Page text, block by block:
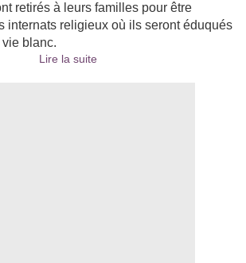
retirés à leurs familles pour être
internats religieux où ils seront éduqués
blanc.
Lire la suite